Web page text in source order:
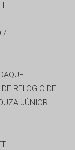
/
RELOGIO DE
JÚNIOR